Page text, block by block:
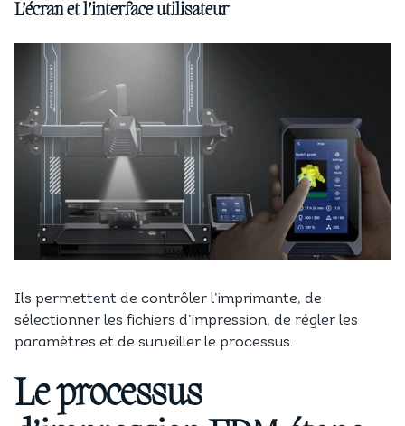
L’écran et l’interface utilisateur
Ils permettent de contrôler l’imprimante, de
sélectionner les fichiers d’impression, de régler les
paramètres et de surveiller le processus.
Le processus